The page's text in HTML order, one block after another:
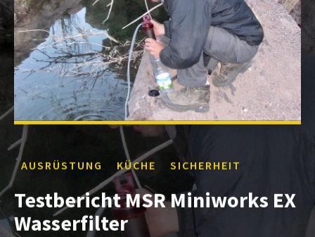
AUSRÜSTUNG KÜCHE SICHERHEIT
Testbericht MSR Miniworks EX
Wasserfilter